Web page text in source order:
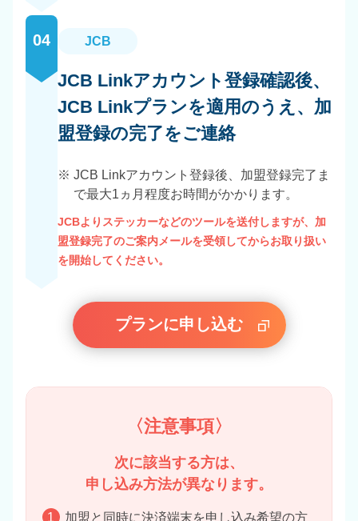
04 JCB
JCB Linkアカウント登録確認後、
JCB Linkプランを適用のうえ、加
盟登録の完了をご連絡
※ JCB Linkアカウント登録後、加盟登録完了ま
で最大1ヵ月程度お時間がかかります。
JCBよりステッカーなどのツールを送付しますが、加
盟登録完了のご案内メールを受領してからお取り扱い
を開始してください。
プランに申し込む
〈注意事項〉
次に該当する方は、
申し込み方法が異なります。
1 加盟と同時に決済端末を申し込み希望の方